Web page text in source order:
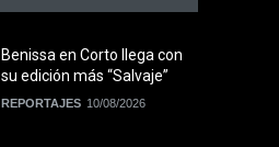
Benissa en Corto llega con
su edición más “Salvaje”
REPORTAJES 10/08/2026